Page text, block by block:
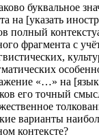
буквальное
на [указать
полный
фрагмента с
«…» на
его точный
варианты
контексте?